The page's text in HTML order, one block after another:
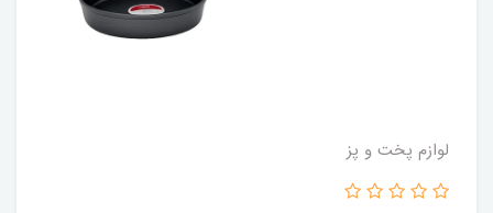
لوازم پخت و پز